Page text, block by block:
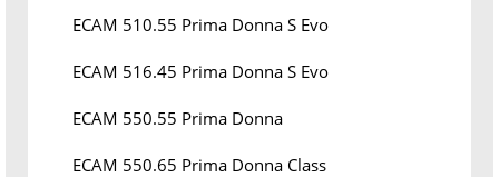
ECAM 510.55 Prima Donna S Evo
ECAM 516.45 Prima Donna S Evo
ECAM 550.55 Prima Donna
ECAM 550.65 Prima Donna Class